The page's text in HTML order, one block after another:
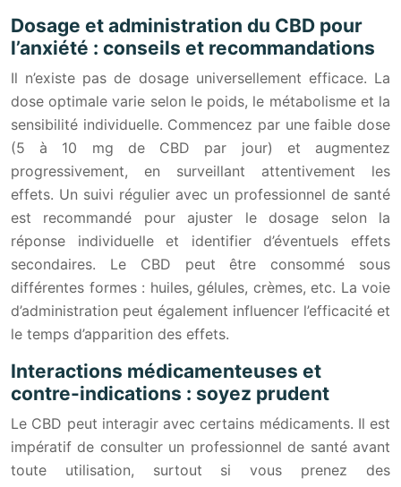
Dosage et administration du CBD pour
l’anxiété : conseils et recommandations
Il n’existe pas de dosage universellement efficace. La
dose optimale varie selon le poids, le métabolisme et la
sensibilité individuelle. Commencez par une faible dose
(5 à 10 mg de CBD par jour) et augmentez
progressivement, en surveillant attentivement les
effets. Un suivi régulier avec un professionnel de santé
est recommandé pour ajuster le dosage selon la
réponse individuelle et identifier d’éventuels effets
secondaires. Le CBD peut être consommé sous
différentes formes : huiles, gélules, crèmes, etc. La voie
d’administration peut également influencer l’efficacité et
le temps d’apparition des effets.
Interactions médicamenteuses et
contre-indications : soyez prudent
Le CBD peut interagir avec certains médicaments. Il est
impératif de consulter un professionnel de santé avant
toute utilisation, surtout si vous prenez des